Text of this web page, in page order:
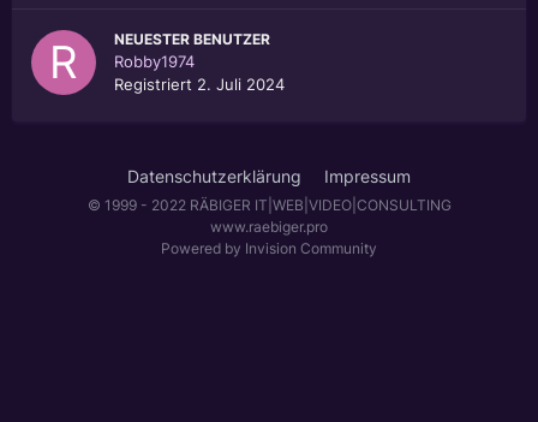
NEUESTER BENUTZER
Robby1974
Registriert 2. Juli 2024
Datenschutzerklärung Impressum
© 1999 - 2022 RÄBIGER IT|WEB|VIDEO|CONSULTING
www.raebiger.pro
Powered by Invision Community